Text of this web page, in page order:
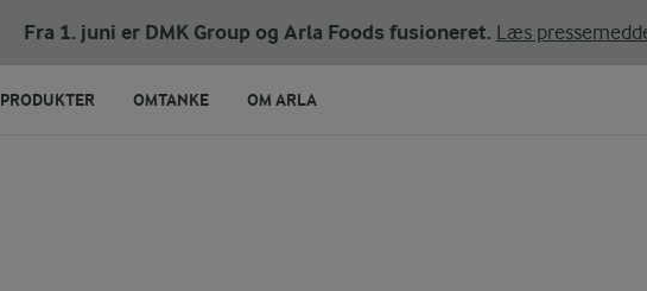
Fra 1. juni er DMK Group og Arla Foods fusioneret. Læs
PRODUKTER OMTANKE OM ARLA